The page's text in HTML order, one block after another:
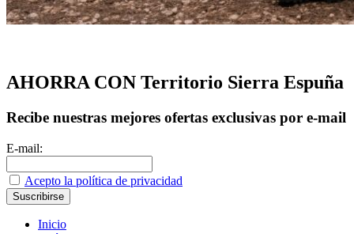
AHORRA CON Territorio Sierra Espuña
Recibe nuestras mejores ofertas exclusivas por e-mail
E-mail:
Acepto la política de privacidad
Inicio